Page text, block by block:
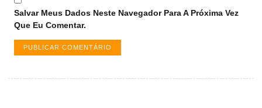
Salvar Meus Dados Neste Navegador Para A Próxima Vez
Que Eu Comentar.